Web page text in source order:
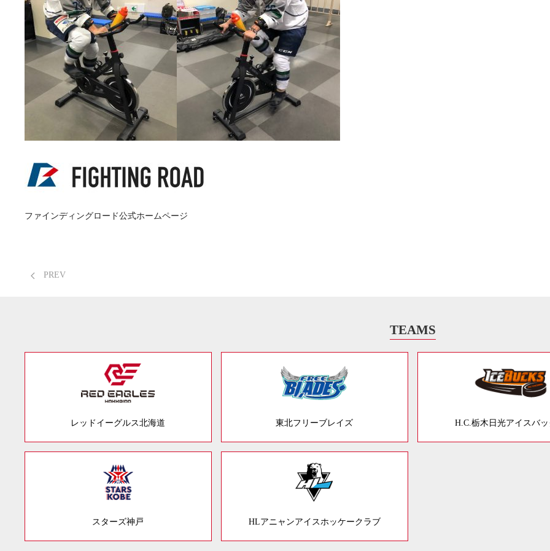
ファインディングロード公式ホームページ
PREV
TEAMS
レッドイーグルス北海道 東北フリーブレイズ H.C.栃木日光アイスバッ
スターズ神戸 HLアニャンアイスホッケークラブ